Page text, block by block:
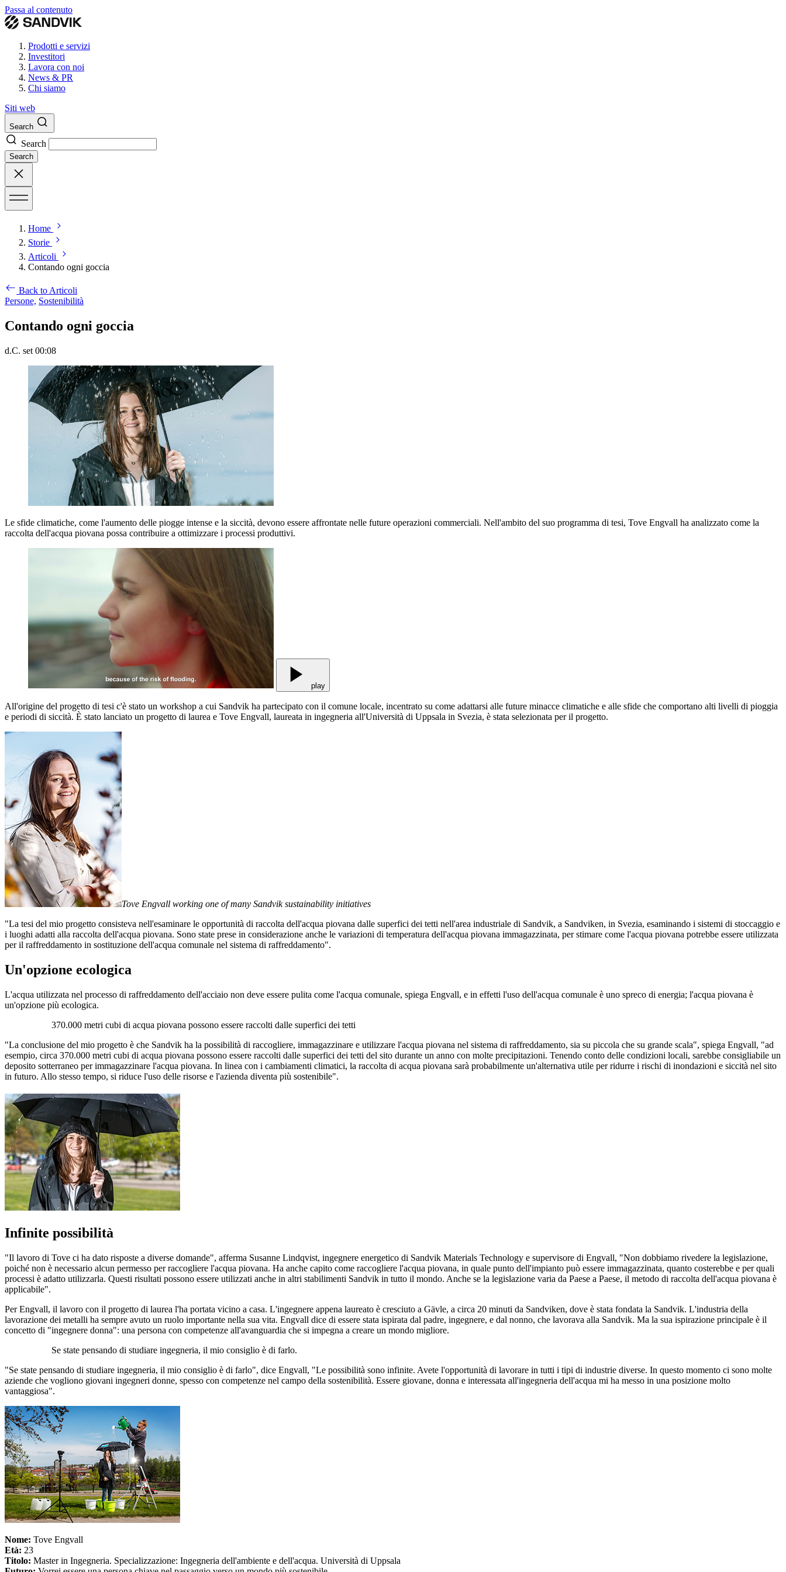
Passa al contenuto
Prodotti e servizi
Investitori
Lavora con noi
News & PR
Chi siamo
Siti web
Search
Search
Search
Home
Storie
Articoli
Contando ogni goccia
Back to Articoli
Persone, Sostenibilità
Contando ogni goccia
d.C. set 00:08
Le sfide climatiche, come l'aumento delle piogge intense e la siccità, devono essere affrontate nelle future operazioni commerciali. Nell'ambito del suo programma di tesi, Tove Engvall ha analizzato come la
raccolta dell'acqua piovana possa contribuire a ottimizzare i processi produttivi.
play
All'origine del progetto di tesi c'è stato un workshop a cui Sandvik ha partecipato con il comune locale, incentrato su come adattarsi alle future minacce climatiche e alle sfide che comportano alti livelli di pioggia
e periodi di siccità. È stato lanciato un progetto di laurea e Tove Engvall, laureata in ingegneria all'Università di Uppsala in Svezia, è stata selezionata per il progetto.
Tove Engvall working one of many Sandvik sustainability initiatives
"La tesi del mio progetto consisteva nell'esaminare le opportunità di raccolta dell'acqua piovana dalle superfici dei tetti nell'area industriale di Sandvik, a Sandviken, in Svezia, esaminando i sistemi di stoccaggio e
i luoghi adatti alla raccolta dell'acqua piovana. Sono state prese in considerazione anche le variazioni di temperatura dell'acqua piovana immagazzinata, per stimare come l'acqua piovana potrebbe essere utilizzata
per il raffreddamento in sostituzione dell'acqua comunale nel sistema di raffreddamento".
Un'opzione ecologica
L'acqua utilizzata nel processo di raffreddamento dell'acciaio non deve essere pulita come l'acqua comunale, spiega Engvall, e in effetti l'uso dell'acqua comunale è uno spreco di energia; l'acqua piovana è
un'opzione più ecologica.
370.000 metri cubi di acqua piovana possono essere raccolti dalle superfici dei tetti
"La conclusione del mio progetto è che Sandvik ha la possibilità di raccogliere, immagazzinare e utilizzare l'acqua piovana nel sistema di raffreddamento, sia su piccola che su grande scala", spiega Engvall, "ad
esempio, circa 370.000 metri cubi di acqua piovana possono essere raccolti dalle superfici dei tetti del sito durante un anno con molte precipitazioni. Tenendo conto delle condizioni locali, sarebbe consigliabile un
deposito sotterraneo per immagazzinare l'acqua piovana. In linea con i cambiamenti climatici, la raccolta di acqua piovana sarà probabilmente un'alternativa utile per ridurre i rischi di inondazioni e siccità nel sito
in futuro. Allo stesso tempo, si riduce l'uso delle risorse e l'azienda diventa più sostenibile".
Infinite possibilità
"Il lavoro di Tove ci ha dato risposte a diverse domande", afferma Susanne Lindqvist, ingegnere energetico di Sandvik Materials Technology e supervisore di Engvall, "Non dobbiamo rivedere la legislazione,
poiché non è necessario alcun permesso per raccogliere l'acqua piovana. Ha anche capito come raccogliere l'acqua piovana, in quale punto dell'impianto può essere immagazzinata, quanto costerebbe e per quali
processi è adatto utilizzarla. Questi risultati possono essere utilizzati anche in altri stabilimenti Sandvik in tutto il mondo. Anche se la legislazione varia da Paese a Paese, il metodo di raccolta dell'acqua piovana è
applicabile".
Per Engvall, il lavoro con il progetto di laurea l'ha portata vicino a casa. L'ingegnere appena laureato è cresciuto a Gävle, a circa 20 minuti da Sandviken, dove è stata fondata la Sandvik. L'industria della
lavorazione dei metalli ha sempre avuto un ruolo importante nella sua vita. Engvall dice di essere stata ispirata dal padre, ingegnere, e dal nonno, che lavorava alla Sandvik. Ma la sua ispirazione principale è il
concetto di "ingegnere donna": una persona con competenze all'avanguardia che si impegna a creare un mondo migliore.
Se state pensando di studiare ingegneria, il mio consiglio è di farlo.
"Se state pensando di studiare ingegneria, il mio consiglio è di farlo", dice Engvall, "Le possibilità sono infinite. Avete l'opportunità di lavorare in tutti i tipi di industrie diverse. In questo momento ci sono molte
aziende che vogliono giovani ingegneri donne, spesso con competenze nel campo della sostenibilità. Essere giovane, donna e interessata all'ingegneria dell'acqua mi ha messo in una posizione molto
vantaggiosa".
Nome: Tove Engvall
Età: 23
Titolo: Master in Ingegneria. Specializzazione: Ingegneria dell'ambiente e dell'acqua. Università di Uppsala